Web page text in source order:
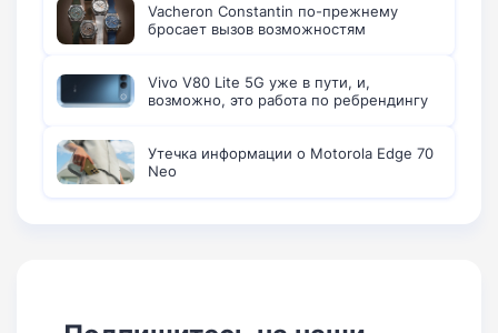
Vacheron Constantin по-прежнему
бросает вызов возможностям
Vivo V80 Lite 5G уже в пути, и,
возможно, это работа по ребрендингу
Утечка информации о Motorola Edge 70
Neo